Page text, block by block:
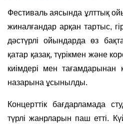
Фестиваль аясында ұлттық
жиналғандар арқан тартыс,
дәстүрлі ойындарда өз
қатар қазақ, түрікмен және
киімдері мен тағамдарынан
назарына ұсынылды.
Концерттік бағдарламада
түрлі жанрларын паш етті.